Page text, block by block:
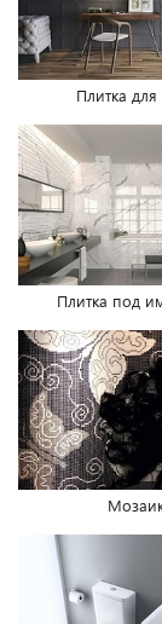
Плитка для
Плитка под